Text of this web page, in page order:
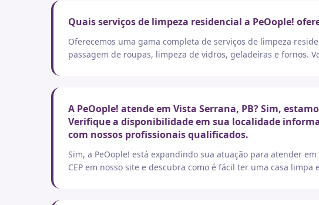
Quais serviços de limpeza residencial a PeOople!
Oferecemos uma gama completa de serviços de limpeza
passagem de roupas, limpeza de vidros, geladeiras e fornos.
A PeOople! atende em Vista Serrana, PB? Sim,
Verifique a disponibilidade em sua localidade
com nossos profissionais qualificados.
Sim, a PeOople! está expandindo sua atuação para atender
CEP em nosso site e descubra como é fácil ter uma casa